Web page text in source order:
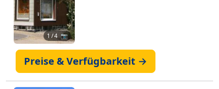
1 / 4 📷
Preise & Verfügbarkeit →